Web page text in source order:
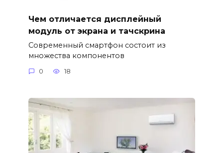
Чем отличается дисплейный
модуль от экрана и тачскрина
Современный смартфон состоит из
множества компонентов
0 18